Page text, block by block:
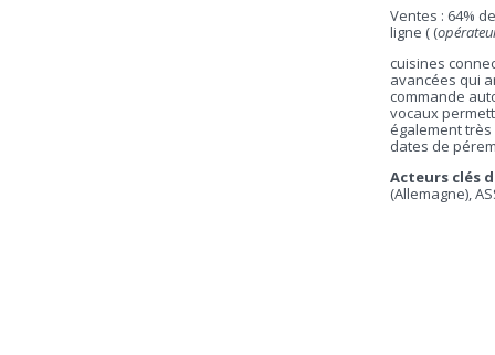
Ventes : 64%
ligne ( (
cuisines
avancées qui
commande
vocaux
également
dates de
Acteurs clés
(Allemagne),